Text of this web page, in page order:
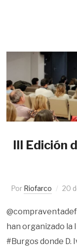
III Edición
Por Riofarco 20
han organizado la
#Burgos donde D.